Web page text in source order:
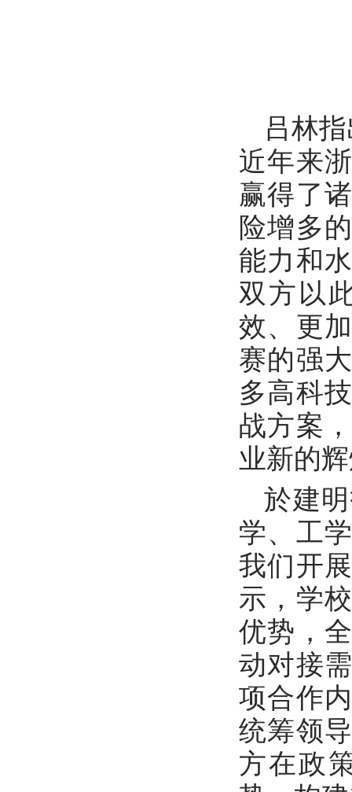
吕林
近年来
赢得了
险增多
能力和
双方以
效、更
赛的强
多高科
战方案
业新的
於建
学、工
我们开
示，学
优势，
动对接
项合作
统筹领
方在政